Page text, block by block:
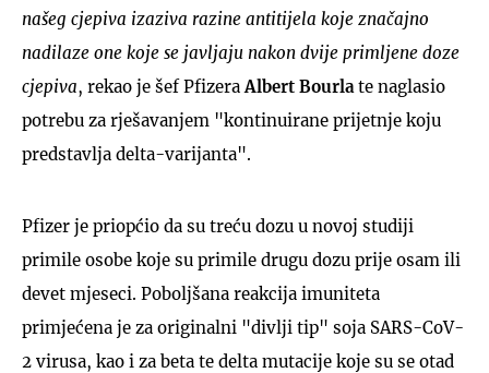
našeg cjepiva izaziva razine antitijela koje značajno
nadilaze one koje se javljaju nakon dvije primljene doze
cjepiva, rekao je šef Pfizera Albert Bourla te naglasio
potrebu za rješavanjem "kontinuirane prijetnje koju
predstavlja delta-varijanta".
Pfizer je priopćio da su treću dozu u novoj studiji
primile osobe koje su primile drugu dozu prije osam ili
devet mjeseci. Poboljšana reakcija imuniteta
primjećena je za originalni "divlji tip" soja SARS-CoV-
2 virusa, kao i za beta te delta mutacije koje su se otad